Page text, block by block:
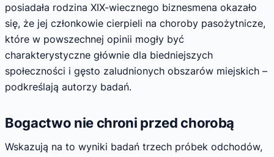
posiadała rodzina XIX-wiecznego biznesmena okazało
się, że jej członkowie cierpieli na choroby pasożytnicze,
które w powszechnej opinii mogły być
charakterystyczne głównie dla biedniejszych
społeczności i gęsto zaludnionych obszarów miejskich –
podkreślają autorzy badań.
Bogactwo nie chroni przed chorobą
Wskazują na to wyniki badań trzech próbek odchodów,